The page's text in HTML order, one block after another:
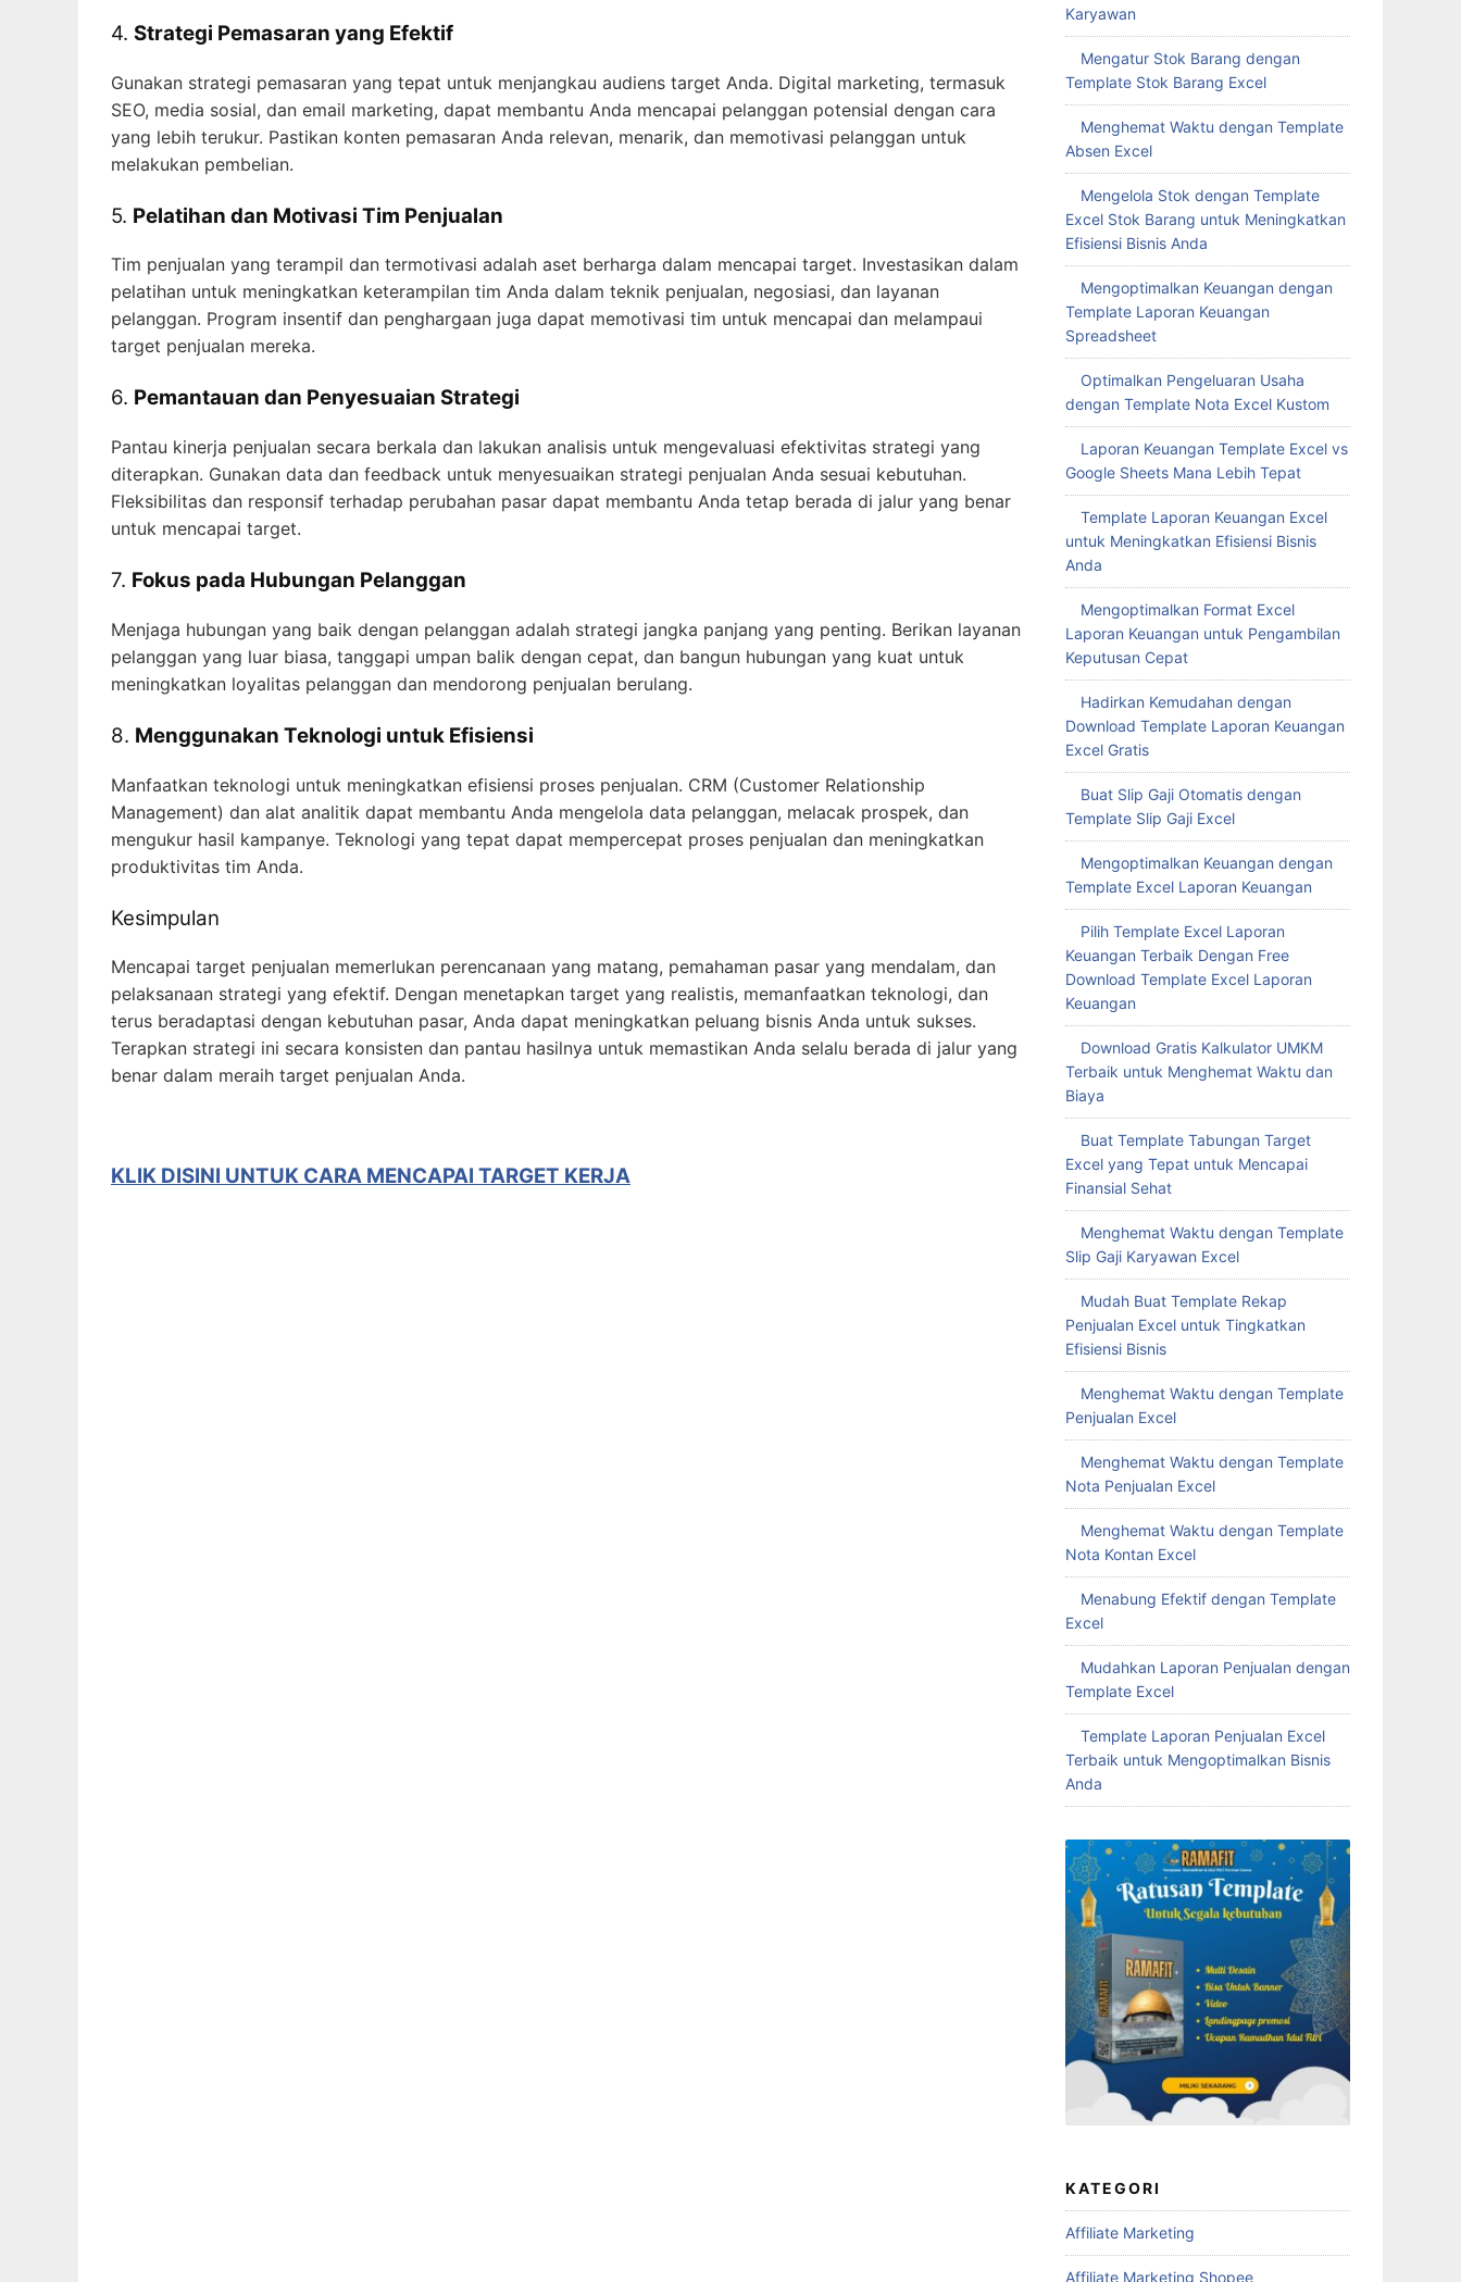
4. Strategi Pemasaran yang Efektif
Gunakan strategi pemasaran yang tepat untuk menjangkau audiens target Anda. Digital marketing, termasuk
SEO, media sosial, dan email marketing, dapat membantu Anda mencapai pelanggan potensial dengan cara
yang lebih terukur. Pastikan konten pemasaran Anda relevan, menarik, dan memotivasi pelanggan untuk
melakukan pembelian.
5. Pelatihan dan Motivasi Tim Penjualan
Tim penjualan yang terampil dan termotivasi adalah aset berharga dalam mencapai target. Investasikan dalam
pelatihan untuk meningkatkan keterampilan tim Anda dalam teknik penjualan, negosiasi, dan layanan
pelanggan. Program insentif dan penghargaan juga dapat memotivasi tim untuk mencapai dan melampaui
target penjualan mereka.
6. Pemantauan dan Penyesuaian Strategi
Pantau kinerja penjualan secara berkala dan lakukan analisis untuk mengevaluasi efektivitas strategi yang
diterapkan. Gunakan data dan feedback untuk menyesuaikan strategi penjualan Anda sesuai kebutuhan.
Fleksibilitas dan responsif terhadap perubahan pasar dapat membantu Anda tetap berada di jalur yang benar
untuk mencapai target.
7. Fokus pada Hubungan Pelanggan
Menjaga hubungan yang baik dengan pelanggan adalah strategi jangka panjang yang penting. Berikan layanan
pelanggan yang luar biasa, tanggapi umpan balik dengan cepat, dan bangun hubungan yang kuat untuk
meningkatkan loyalitas pelanggan dan mendorong penjualan berulang.
8. Menggunakan Teknologi untuk Efisiensi
Manfaatkan teknologi untuk meningkatkan efisiensi proses penjualan. CRM (Customer Relationship
Management) dan alat analitik dapat membantu Anda mengelola data pelanggan, melacak prospek, dan
mengukur hasil kampanye. Teknologi yang tepat dapat mempercepat proses penjualan dan meningkatkan
produktivitas tim Anda.
Kesimpulan
Mencapai target penjualan memerlukan perencanaan yang matang, pemahaman pasar yang mendalam, dan
pelaksanaan strategi yang efektif. Dengan menetapkan target yang realistis, memanfaatkan teknologi, dan
terus beradaptasi dengan kebutuhan pasar, Anda dapat meningkatkan peluang bisnis Anda untuk sukses.
Terapkan strategi ini secara konsisten dan pantau hasilnya untuk memastikan Anda selalu berada di jalur yang
benar dalam meraih target penjualan Anda.
KLIK DISINI UNTUK CARA MENCAPAI TARGET KERJA
Karyawan
Mengatur Stok Barang dengan
Template Stok Barang Excel
Menghemat Waktu dengan Template
Absen Excel
Mengelola Stok dengan Template
Excel Stok Barang untuk Meningkatkan
Efisiensi Bisnis Anda
Mengoptimalkan Keuangan dengan
Template Laporan Keuangan
Spreadsheet
Optimalkan Pengeluaran Usaha
dengan Template Nota Excel Kustom
Laporan Keuangan Template Excel vs
Google Sheets Mana Lebih Tepat
Template Laporan Keuangan Excel
untuk Meningkatkan Efisiensi Bisnis
Anda
Mengoptimalkan Format Excel
Laporan Keuangan untuk Pengambilan
Keputusan Cepat
Hadirkan Kemudahan dengan
Download Template Laporan Keuangan
Excel Gratis
Buat Slip Gaji Otomatis dengan
Template Slip Gaji Excel
Mengoptimalkan Keuangan dengan
Template Excel Laporan Keuangan
Pilih Template Excel Laporan
Keuangan Terbaik Dengan Free
Download Template Excel Laporan
Keuangan
Download Gratis Kalkulator UMKM
Terbaik untuk Menghemat Waktu dan
Biaya
Buat Template Tabungan Target
Excel yang Tepat untuk Mencapai
Finansial Sehat
Menghemat Waktu dengan Template
Slip Gaji Karyawan Excel
Mudah Buat Template Rekap
Penjualan Excel untuk Tingkatkan
Efisiensi Bisnis
Menghemat Waktu dengan Template
Penjualan Excel
Menghemat Waktu dengan Template
Nota Penjualan Excel
Menghemat Waktu dengan Template
Nota Kontan Excel
Menabung Efektif dengan Template
Excel
Mudahkan Laporan Penjualan dengan
Template Excel
Template Laporan Penjualan Excel
Terbaik untuk Mengoptimalkan Bisnis
Anda
KATEGORI
Affiliate Marketing
Affiliate Marketing Shopee